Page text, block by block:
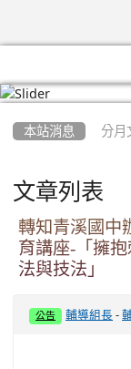
本站消息 分月
文章列表
轉知青溪國中
育講座-「擁
法與技法」
公告 輔導組長 -